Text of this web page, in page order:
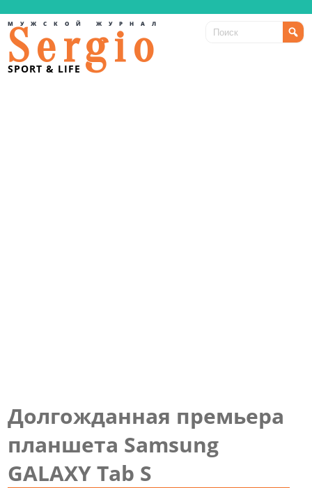
Sergio
SPORT & LIFE
МУЖСКОЙ ЖУРНАЛ
Долгожданная премьера
планшета Samsung
GALAXY Tab S